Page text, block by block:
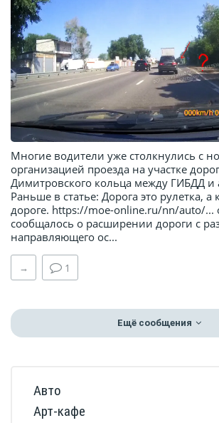
Многие водители уже столкнулись с
организацией проезда на участке
Димитровского кольца между ГИБДД и
Раньше в статье: Дорога это рулетка, а
дороге. https://moe-online.ru/nn/auto/...
сообщалось о расширении дороги с
направляющего ос...
→ 1
Ещё сообщения
Авто
Арт-кафе